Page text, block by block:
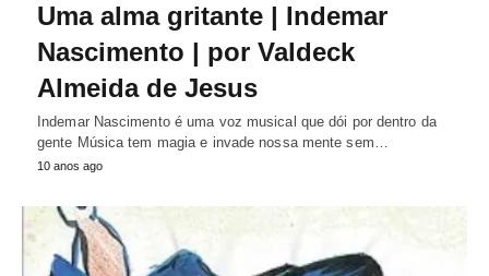
Uma alma gritante | Indemar
Nascimento | por Valdeck
Almeida de Jesus
Indemar Nascimento é uma voz musical que dói por dentro da
gente Música tem magia e invade nossa mente sem…
10 anos ago